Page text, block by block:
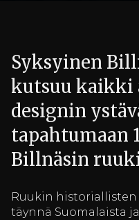
Syksyinen
kutsuu
designin
tapahtumaan
Billnäsin
Ruukin historiallisten
täynnä Suomalaista